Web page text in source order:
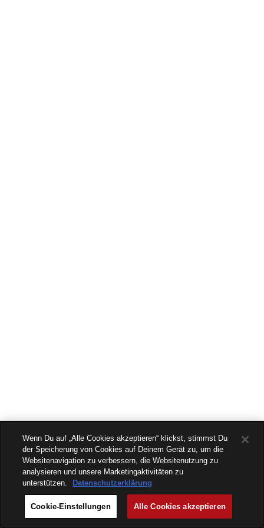
Wenn Du auf „Alle Cookies akzeptieren“ klickst, stimmst Du
der Speicherung von Cookies auf Deinem Gerät zu, um die
Websitenavigation zu verbessern, die Websitenutzung zu
analysieren und unsere Marketingaktivitäten zu
unterstützen.
Datenschutzerklärung
Cookie-Einstellungen Alle Cookies akzeptieren